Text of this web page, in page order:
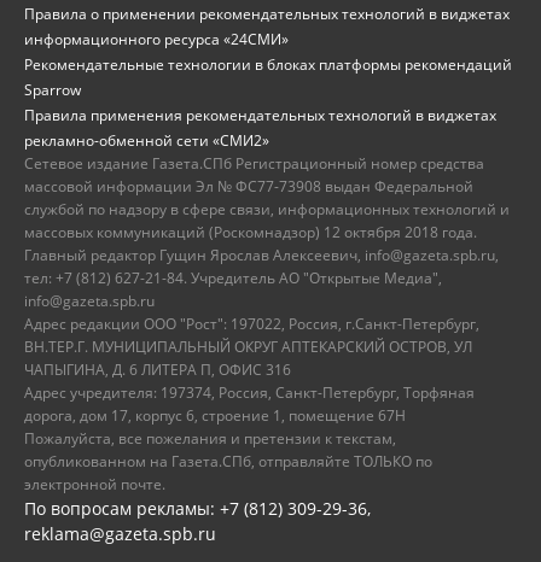
Правила о применении рекомендательных технологий в виджетах
информационного ресурса «24СМИ»
Рекомендательные технологии в блоках платформы рекомендаций
Sparrow
Правила применения рекомендательных технологий в виджетах
рекламно-обменной сети «СМИ2»
Сетевое издание Газета.СПб Регистрационный номер средства
массовой информации Эл № ФС77-73908 выдан Федеральной
службой по надзору в сфере связи, информационных технологий и
массовых коммуникаций (Роскомнадзор) 12 октября 2018 года.
Главный редактор Гущин Ярослав Алексеевич, info@gazeta.spb.ru,
тел: +7 (812) 627-21-84. Учредитель АО "Открытые Медиа",
info@gazeta.spb.ru
Адрес редакции ООО "Рост": 197022, Россия, г.Санкт-Петербург,
ВН.ТЕР.Г. МУНИЦИПАЛЬНЫЙ ОКРУГ АПТЕКАРСКИЙ ОСТРОВ, УЛ
ЧАПЫГИНА, Д. 6 ЛИТЕРА П, ОФИС 316
Адрес учредителя: 197374, Россия, Санкт-Петербург, Торфяная
дорога, дом 17, корпус 6, строение 1, помещение 67Н
Пожалуйста, все пожелания и претензии к текстам,
опубликованном на Газета.СПб, отправляйте ТОЛЬКО по
электронной почте.
По вопросам рекламы: +7 (812) 309-29-36,
reklama@gazeta.spb.ru